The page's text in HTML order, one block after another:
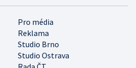
Pro média
Reklama
Studio Brno
Studio Ostrava